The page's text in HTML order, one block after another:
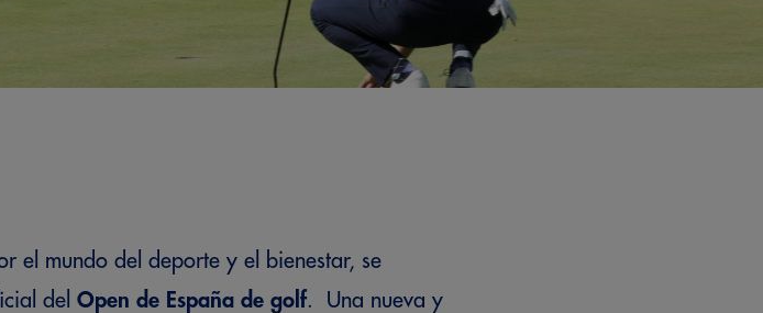
el mundo del deporte y el bienestar, se
del Open de España de golf. Una nueva y